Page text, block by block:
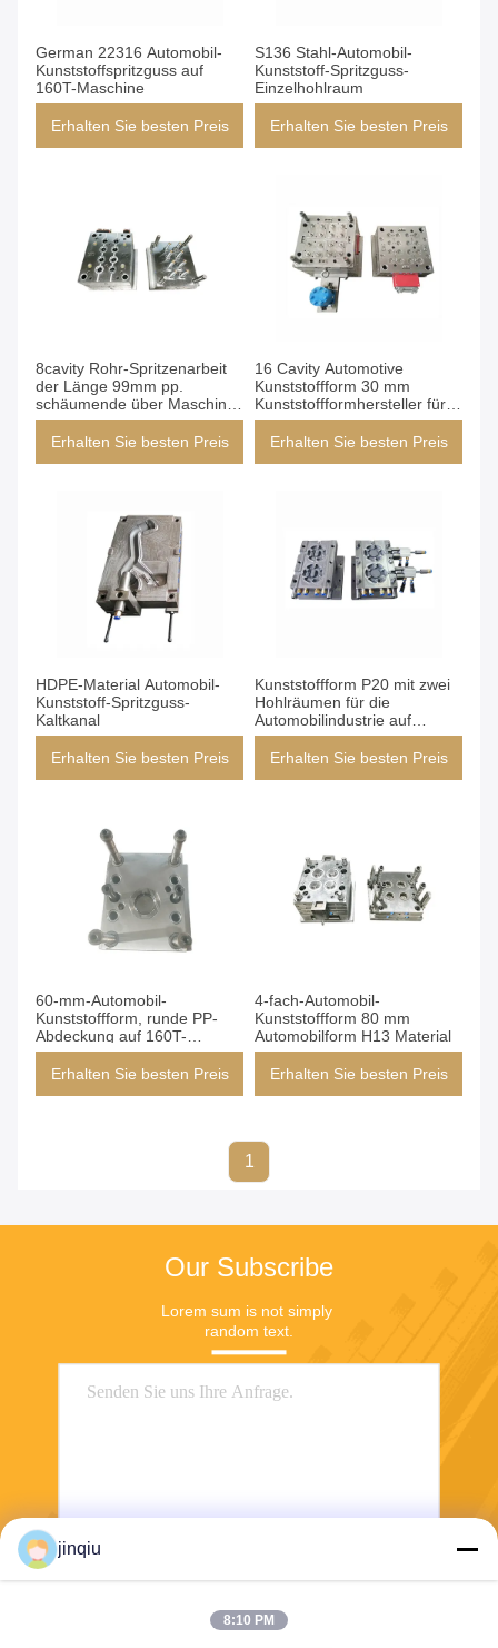
German 22316 Automobil-
Kunststoffspritzguss auf
160T-Maschine
Erhalten Sie besten Preis
S136 Stahl-Automobil-
Kunststoff-Spritzguss-
Einzelhohlraum
Erhalten Sie besten Preis
8cavity Rohr-Spritzenarbeit
der Länge 99mm pp.
schäumende über Maschine
der Einspritzung 200T
Erhalten Sie besten Preis
16 Cavity Automotive
Kunststoffform 30 mm
Kunststoffformhersteller für
Auto-Heißkanal
Erhalten Sie besten Preis
HDPE-Material Automobil-
Kunststoff-Spritzguss-
Kaltkanal
Erhalten Sie besten Preis
Kunststoffform P20 mit zwei
Hohlräumen für die
Automobilindustrie auf
Blasmaschine
Erhalten Sie besten Preis
60-mm-Automobil-
Kunststoffform, runde PP-
Abdeckung auf 160T-
Maschine
Erhalten Sie besten Preis
4-fach-Automobil-
Kunststoffform 80 mm
Automobilform H13 Material
Erhalten Sie besten Preis
1
Our Subscribe
Lorem sum is not simply
random text.
Senden
jinqiu
8:10 PM